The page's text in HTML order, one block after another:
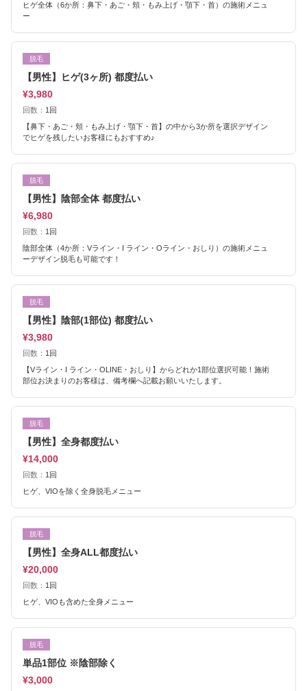
ヒゲ全体（6か所：鼻下・あご・頬・もみ上げ・顎下・首）の施術メニュ
ー
脱毛
【男性】ヒゲ(3ヶ所) 都度払い
¥3,980
回数： 1回
【鼻下・あご・頬・もみ上げ・顎下・首】の中から3か所を選択デザイン
でヒゲを残したいお客様にもおすすめ♪
脱毛
【男性】陰部全体 都度払い
¥6,980
回数： 1回
陰部全体（4か所：Vライン・I ライン・Oライン・おしり）の施術メニュ
ーデザイン脱毛も可能です！
脱毛
【男性】陰部(1部位) 都度払い
¥3,980
回数： 1回
【Vライン・I ライン・OLINE・おしり】からどれか1部位選択可能！施術
部位お決まりのお客様は、備考欄へ記載お願いいたします。
脱毛
【男性】全身都度払い
¥14,000
回数： 1回
ヒゲ、VIOを除く全身脱毛メニュー
脱毛
【男性】全身ALL都度払い
¥20,000
回数： 1回
ヒゲ、VIOも含めた全身メニュー
脱毛
単品1部位 ※陰部除く
¥3,000